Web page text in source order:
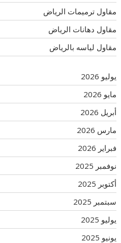
مقاول ترميمات الرياض
مقاول دهانات الرياض
مقاول لياسه بالرياض
يوليو 2026
مايو 2026
أبريل 2026
مارس 2026
فبراير 2026
نوفمبر 2025
أكتوبر 2025
سبتمبر 2025
يوليو 2025
يونيو 2025